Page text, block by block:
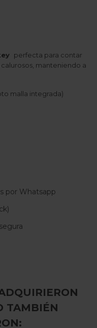
perfecta para contar
manteniendo a
malla integrada)
por Whatsapp
TAMBIÉN